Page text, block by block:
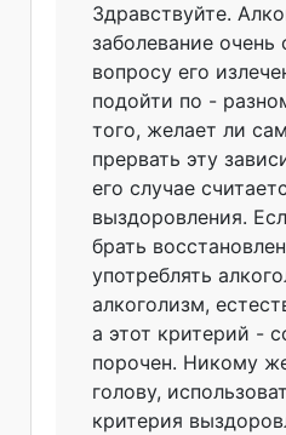
Здравствуйте.
заболевание очень
вопросу его
подойти по -
того, желает ли
прервать эту
его случае
выздоровления.
брать
употреблять
алкоголизм,
а этот критерий -
порочен. Никому
голову,
критерия